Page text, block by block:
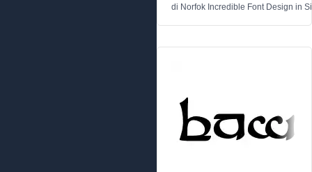
di Norfok Incredible Font Design in